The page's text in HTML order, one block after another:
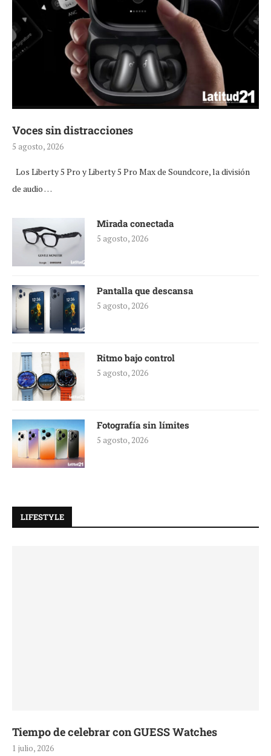
Voces sin distracciones
5 agosto, 2026
Los Liberty 5 Pro y Liberty 5 Pro Max de Soundcore, la división
de audio …
Mirada conectada
5 agosto, 2026
Pantalla que descansa
5 agosto, 2026
Ritmo bajo control
5 agosto, 2026
Fotografía sin límites
5 agosto, 2026
LIFESTYLE
Tiempo de celebrar con GUESS Watches
1 julio, 2026